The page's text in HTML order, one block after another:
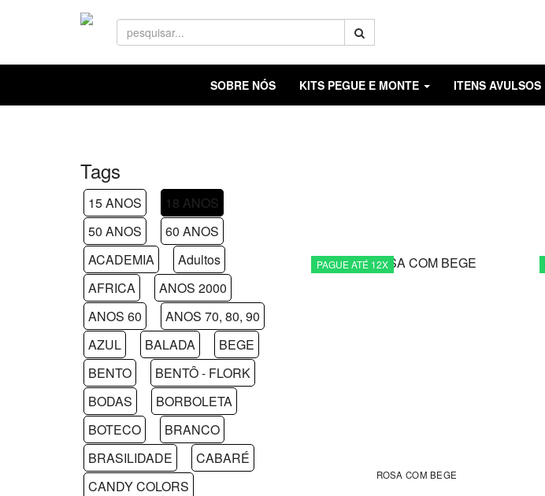
SOBRE NÓS KITS PEGUE E MONTE ITENS AVULSOS
Tags
15 ANOS
18 ANOS
50 ANOS
60 ANOS
ACADEMIA
Adultos
AFRICA
ANOS 2000
ANOS 60
ANOS 70, 80, 90
AZUL
BALADA
BEGE
BENTO
BENTÔ - FLORK
BODAS
BORBOLETA
BOTECO
BRANCO
BRASILIDADE
CABARÉ
CANDY COLORS
PAGUE ATÉ 12X
ROSA COM BEGE